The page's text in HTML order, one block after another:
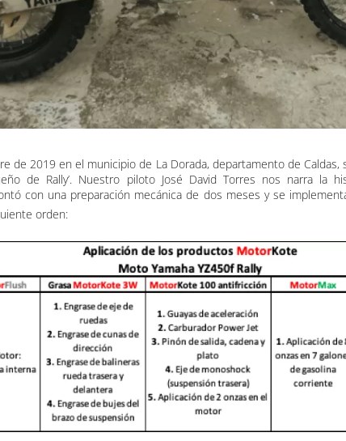
de 2019 en el municipio de La Dorada, departamento de Caldas,
de Rally’. Nuestro piloto José David Torres nos narra la
con una preparación mecánica de dos meses y se
orden: